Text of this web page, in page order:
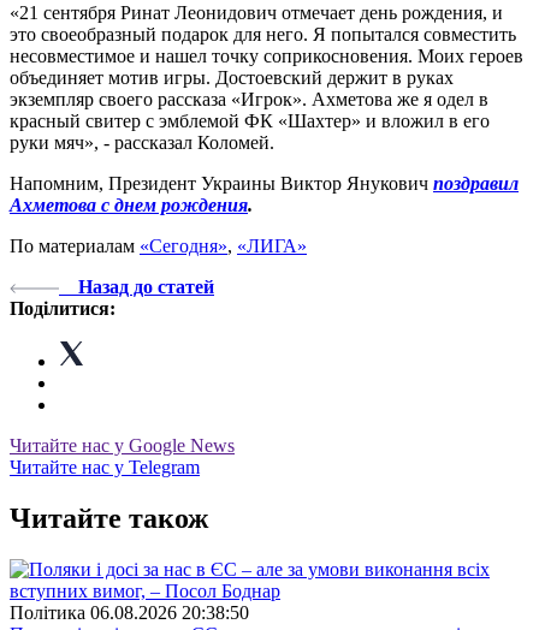
«21 сентября Ринат Леонидович отмечает день рождения, и
это своеобразный подарок для него. Я попытался совместить
несовместимое и нашел точку соприкосновения. Моих героев
объединяет мотив игры. Достоевский держит в руках
экземпляр своего рассказа «Игрок». Ахметова же я одел в
красный свитер с эмблемой ФК «Шахтер» и вложил в его
руки мяч», - рассказал Коломей.
Напомним, Президент Украины Виктор Янукович поздравил
Ахметова с днем рождения.
По материалам «Сегодня», «ЛИГА»
Назад до статей
Поділитися:
Читайте нас у Google News
Читайте нас у Telegram
Читайте також
Полiтика 06.08.2026 20:38:50